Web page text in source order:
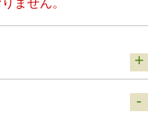
ません。